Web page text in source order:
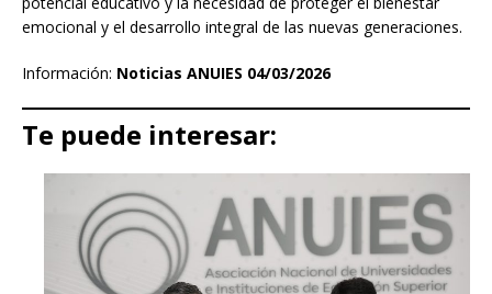
emocional y el desarrollo integral de las nuevas generaciones.
Información: Noticias ANUIES 04/03/2026
Te puede interesar: